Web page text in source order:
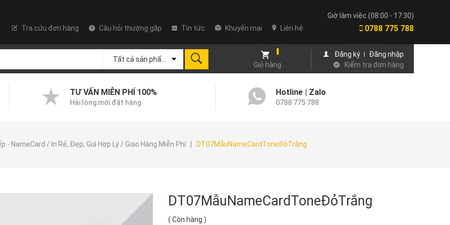
Tra cứu đơn hàng Câu hỏi thường gặp Tin tức Khuyến mại Liên hệ
Giờ làm việc (08:00 - 17:30)
0788 775 788
Giỏ hàng
Đăng ký
Đăng nhập
Kiểm tra đơn hàng
TƯ VẤN MIỄN PHÍ 100%
Hài lòng mới đặt hàng
Hotline | Zalo
0788 775 788
- NameCard / In Rẻ, Đẹp, Giá Hợp Lý / Giao Hàng Miễn Phí DT07MẫuNameCardToneĐỏTrắng
DT07MẫuNameCardToneĐỏTrắng
( Còn hàng )